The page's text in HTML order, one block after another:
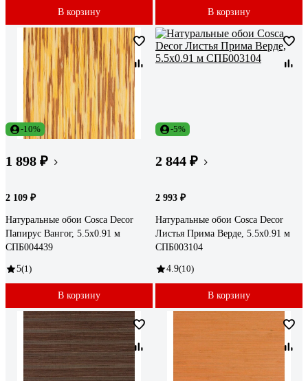
В корзину В корзину
-10%
1 898 ₽
2 109 ₽
Натуральные обои Cosca Decor
Папирус Вангог, 5.5x0.91 м
СПБ004439
5(1)
В корзину
-5%
2 844 ₽
2 993 ₽
Натуральные обои Cosca Decor
Листья Прима Верде, 5.5x0.91 м
СПБ003104
4.9(10)
В корзину